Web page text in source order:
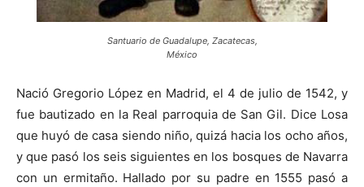
Santuario de Guadalupe, Zacatecas,
México
Nació Gregorio López en Madrid, el 4 de julio de 1542, y
fue bautizado en la Real parroquia de San Gil. Dice Losa
que huyó de casa siendo niño, quizá hacia los ocho años,
y que pasó los seis siguientes en los bosques de Navarra
con un ermitaño. Hallado por su padre en 1555 pasó a